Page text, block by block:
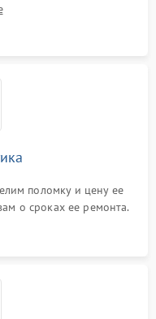
поломку и цену ее
о сроках ее ремонта.